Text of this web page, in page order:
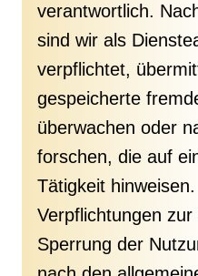
verantwortlich.
sind wir als
verpflichtet,
gespeicherte
überwachen oder
forschen, die auf
Tätigkeit hinweisen.
Verpflichtungen
Sperrung der